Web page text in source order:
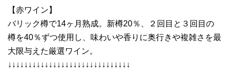
【赤ワイン】
バリック樽で14ヶ月熟成。新樽20％、２回目と３回目の
樽を40％ずつ使用し、味わいや香りに奥行きや複雑さを最
大限与えた厳選ワイン。
↓↓↓↓↓↓↓↓↓↓↓↓↓↓↓↓↓↓↓↓↓↓↓↓↓↓↓↓↓↓